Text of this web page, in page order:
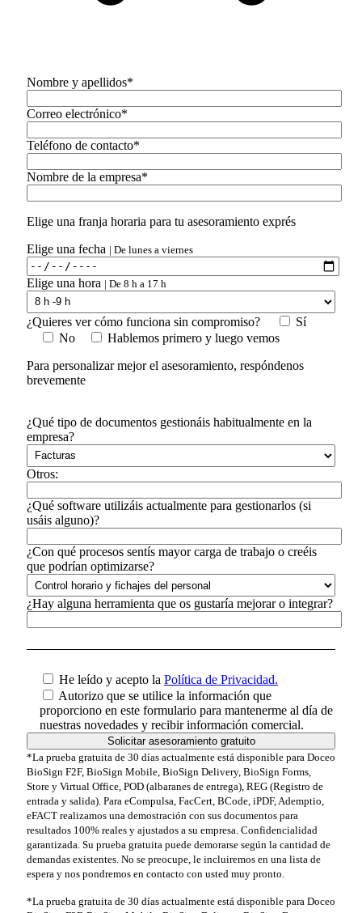
Nombre y apellidos*
Correo electrónico*
Teléfono de contacto*
Nombre de la empresa*
Elige una franja horaria para tu asesoramiento exprés
Elige una fecha | De lunes a viernes
Elige una hora | De 8 h a 17 h
¿Quieres ver cómo funciona sin compromiso?
Sí
No
Hablemos primero y luego vemos
Para personalizar mejor el asesoramiento, respóndenos
brevemente
¿Qué tipo de documentos gestionáis habitualmente en la
empresa?
Otros:
¿Qué software utilizáis actualmente para gestionarlos (si
usáis alguno)?
¿Con qué procesos sentís mayor carga de trabajo o creéis
que podrían optimizarse?
¿Hay alguna herramienta que os gustaría mejorar o integrar?
He leído y acepto la Política de Privacidad.
Autorizo que se utilice la información que
proporciono en este formulario para mantenerme al día de
nuestras novedades y recibir información comercial.
*La prueba gratuita de 30 días actualmente está disponible para Doceo
BioSign F2F, BioSign Mobile, BioSign Delivery, BioSign Forms,
Store y Virtual Office, POD (albaranes de entrega), REG (Registro de
entrada y salida). Para eCompulsa, FacCert, BCode, iPDF, Ademptio,
eFACT realizamos una demostración con sus documentos para
resultados 100% reales y ajustados a su empresa. Confidencialidad
garantizada. Su prueba gratuita puede demorarse según la cantidad de
demandas existentes. No se preocupe, le incluiremos en una lista de
espera y nos pondremos en contacto con usted muy pronto.
*La prueba gratuita de 30 días actualmente está disponible para Doceo